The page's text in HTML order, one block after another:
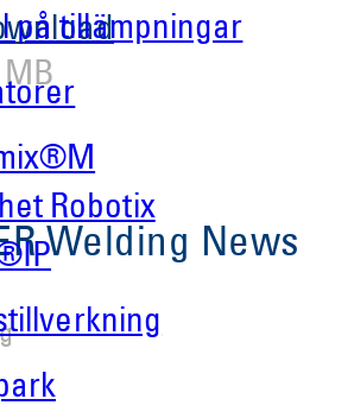
på tillämpningar
Robotix
MB
Welding News